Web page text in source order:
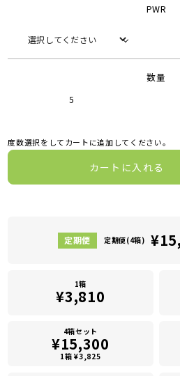
PWR
数量
5
度数選択をしてカートに追加してください。
カートに入れる
定期便(4箱)
1箱
¥3,810
4箱セット
¥15,300
1箱 ¥3,825